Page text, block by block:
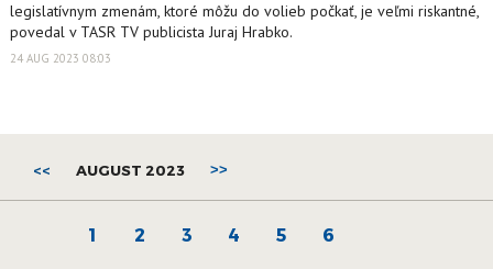
legislatívnym zmenám, ktoré môžu do volieb počkať, je veľmi riskantné,
povedal v TASR TV publicista Juraj Hrabko.
24 AUG 2023 08:03
<< AUGUST 2023 >>
1 2 3 4 5 6